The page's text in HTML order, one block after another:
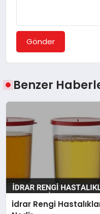
Gönder
Benzer
İdrar Rengi